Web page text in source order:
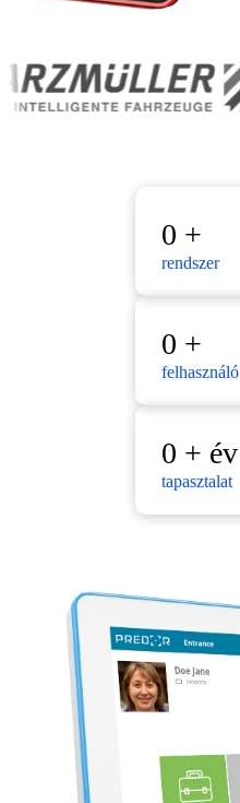
0 +
rendszer
0 +
felhasználó
0 + év
tapasztalat